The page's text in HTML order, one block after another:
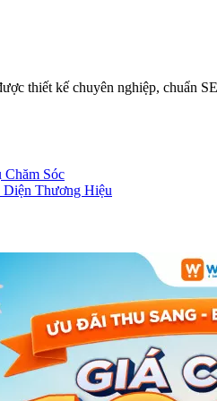
thiết kế chuyên nghiệp, chuẩn
Sóc
Thương Hiệu